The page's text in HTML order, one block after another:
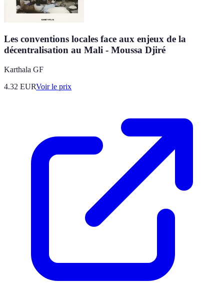
Les conventions locales face aux enjeux de la
décentralisation au Mali - Moussa Djiré
Karthala GF
4.32 EURVoir le prix